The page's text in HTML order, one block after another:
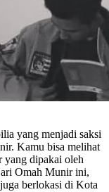
yang menjadi saksi
Kamu bisa melihat
yang dipakai oleh
Omah Munir ini,
berlokasi di Kota